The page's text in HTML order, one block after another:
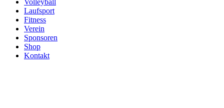
Volleyball
Laufsport
Fitness
Verein
Sponsoren
Shop
Kontakt